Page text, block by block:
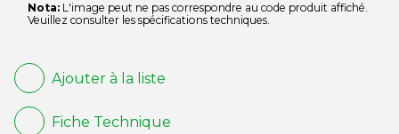
Nota: L'image peut ne pas correspondre au code produit affiché.
Veuillez consulter les spécifications techniques.
Ajouter à la liste
Fiche Technique